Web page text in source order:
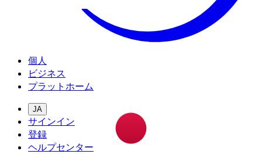
個人
ビジネス
プラットホーム
JA
サインイン
登録
ヘルプセンター